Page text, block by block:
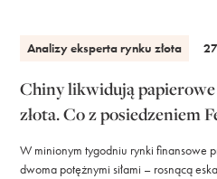
Analizy eksperta rynku złota
Chiny likwidują papierowe
złota. Co z posiedzeniem
W minionym tygodniu rynki finansowe
dwoma potężnymi siłami – rosnącą